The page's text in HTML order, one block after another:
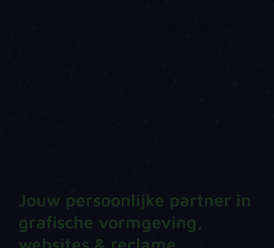
Jouw persoonlijke partner in
grafische vormgeving,